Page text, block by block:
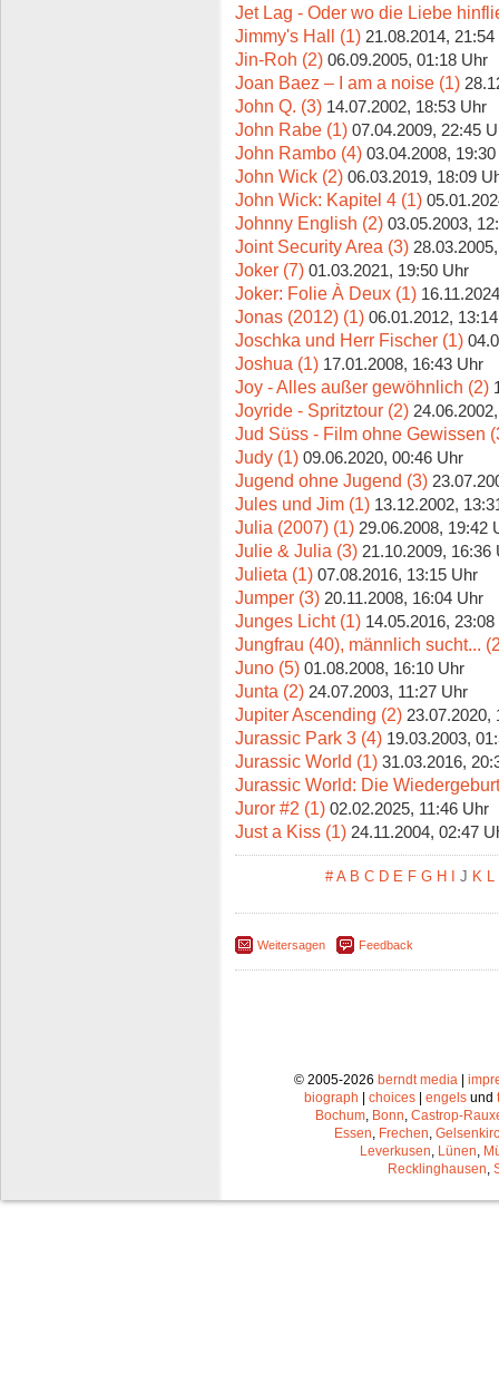
Jet Lag - Oder wo die Liebe
Jimmy's Hall (1) 21.08.2014, 21:54
Jin-Roh (2) 06.09.2005, 01:18 Uhr
Joan Baez – I am a noise (1)
John Q. (3) 14.07.2002, 18:53 Uhr
John Rabe (1) 07.04.2009, 22:45
John Rambo (4) 03.04.2008,
John Wick (2) 06.03.2019, 18:09
John Wick: Kapitel 4 (1)
Johnny English (2) 03.05.2003,
Joint Security Area (3)
Joker (7) 01.03.2021, 19:50 Uhr
Joker: Folie À Deux (1)
Jonas (2012) (1) 06.01.2012,
Joschka und Herr Fischer (1)
Joshua (1) 17.01.2008, 16:43 Uhr
Joy - Alles außer gewöhnlich (2)
Joyride - Spritztour (2)
Jud Süss - Film ohne Gewissen
Judy (1) 09.06.2020, 00:46 Uhr
Jugend ohne Jugend (3)
Jules und Jim (1) 13.12.2002,
Julia (2007) (1) 29.06.2008, 19:42
Julie & Julia (3) 21.10.2009, 16:36
Julieta (1) 07.08.2016, 13:15 Uhr
Jumper (3) 20.11.2008, 16:04 Uhr
Junges Licht (1) 14.05.2016, 23:08
Jungfrau (40), männlich sucht...
Juno (5) 01.08.2008, 16:10 Uhr
Junta (2) 24.07.2003, 11:27 Uhr
Jupiter Ascending (2) 23.07.2020,
Jurassic Park 3 (4) 19.03.2003,
Jurassic World (1) 31.03.2016,
Jurassic World: Die
Juror #2 (1) 02.02.2025, 11:46 Uhr
Just a Kiss (1) 24.11.2004, 02:47
# A B C D E F G H I J K L
Weitersagen Feedback
© 2005-2026 berndt media |
biograph | choices | engels und
Bochum Bonn Castrop-
Essen Frechen
Leverkusen Lünen
Recklinghausen